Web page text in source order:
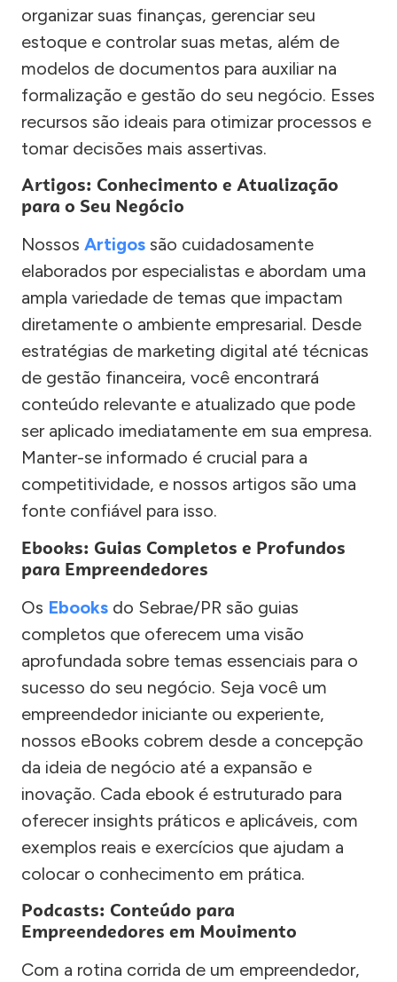
organizar suas finanças, gerenciar seu
estoque e controlar suas metas, além de
modelos de documentos para auxiliar na
formalização e gestão do seu negócio. Esses
recursos são ideais para otimizar processos e
tomar decisões mais assertivas.
Artigos: Conhecimento e Atualização
para o Seu Negócio
Nossos Artigos são cuidadosamente
elaborados por especialistas e abordam uma
ampla variedade de temas que impactam
diretamente o ambiente empresarial. Desde
estratégias de marketing digital até técnicas
de gestão financeira, você encontrará
conteúdo relevante e atualizado que pode
ser aplicado imediatamente em sua empresa.
Manter-se informado é crucial para a
competitividade, e nossos artigos são uma
fonte confiável para isso.
Ebooks: Guias Completos e Profundos
para Empreendedores
Os Ebooks do Sebrae/PR são guias
completos que oferecem uma visão
aprofundada sobre temas essenciais para o
sucesso do seu negócio. Seja você um
empreendedor iniciante ou experiente,
nossos eBooks cobrem desde a concepção
da ideia de negócio até a expansão e
inovação. Cada ebook é estruturado para
oferecer insights práticos e aplicáveis, com
exemplos reais e exercícios que ajudam a
colocar o conhecimento em prática.
Podcasts: Conteúdo para
Empreendedores em Movimento
Com a rotina corrida de um empreendedor,